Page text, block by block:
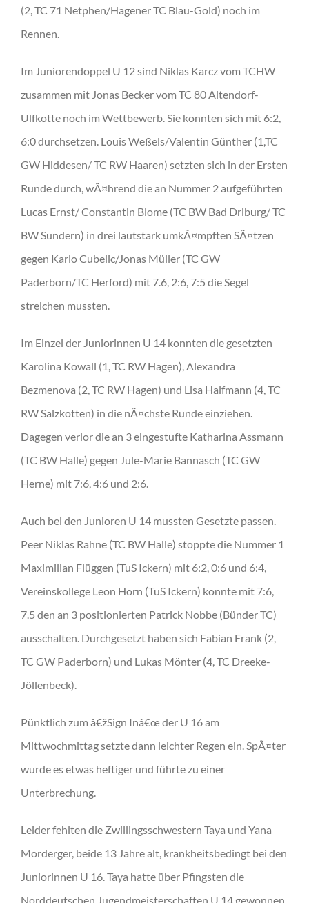
(2, TC 71 Netphen/Hagener TC Blau-Gold) noch im
Rennen.
Im Juniorendoppel U 12 sind Niklas Karcz vom TCHW
zusammen mit Jonas Becker vom TC 80 Altendorf-
Ulfkotte noch im Wettbewerb. Sie konnten sich mit 6:2,
6:0 durchsetzen. Louis Weßels/Valentin Günther (1,TC
GW Hiddesen/ TC RW Haaren) setzten sich in der Ersten
Runde durch, wÃ¤hrend die an Nummer 2 aufgeführten
Lucas Ernst/ Constantin Blome (TC BW Bad Driburg/ TC
BW Sundern) in drei lautstark umkÃ¤mpften SÃ¤tzen
gegen Karlo Cubelic/Jonas Müller (TC GW
Paderborn/TC Herford) mit 7.6, 2:6, 7:5 die Segel
streichen mussten.
Im Einzel der Juniorinnen U 14 konnten die gesetzten
Karolina Kowall (1, TC RW Hagen), Alexandra
Bezmenova (2, TC RW Hagen) und Lisa Halfmann (4, TC
RW Salzkotten) in die nÃ¤chste Runde einziehen.
Dagegen verlor die an 3 eingestufte Katharina Assmann
(TC BW Halle) gegen Jule-Marie Bannasch (TC GW
Herne) mit 7:6, 4:6 und 2:6.
Auch bei den Junioren U 14 mussten Gesetzte passen.
Peer Niklas Rahne (TC BW Halle) stoppte die Nummer 1
Maximilian Flüggen (TuS Ickern) mit 6:2, 0:6 und 6:4,
Vereinskollege Leon Horn (TuS Ickern) konnte mit 7:6,
7.5 den an 3 positionierten Patrick Nobbe (Bünder TC)
ausschalten. Durchgesetzt haben sich Fabian Frank (2,
TC GW Paderborn) und Lukas Mönter (4, TC Dreeke-
Jöllenbeck).
Pünktlich zum â€žSign Inâ€œ der U 16 am
Mittwochmittag setzte dann leichter Regen ein. SpÃ¤ter
wurde es etwas heftiger und führte zu einer
Unterbrechung.
Leider fehlten die Zwillingsschwestern Taya und Yana
Morderger, beide 13 Jahre alt, krankheitsbedingt bei den
Juniorinnen U 16. Taya hatte über Pfingsten die
Norddeutschen Jugendmeisterschaften U 14 gewonnen,